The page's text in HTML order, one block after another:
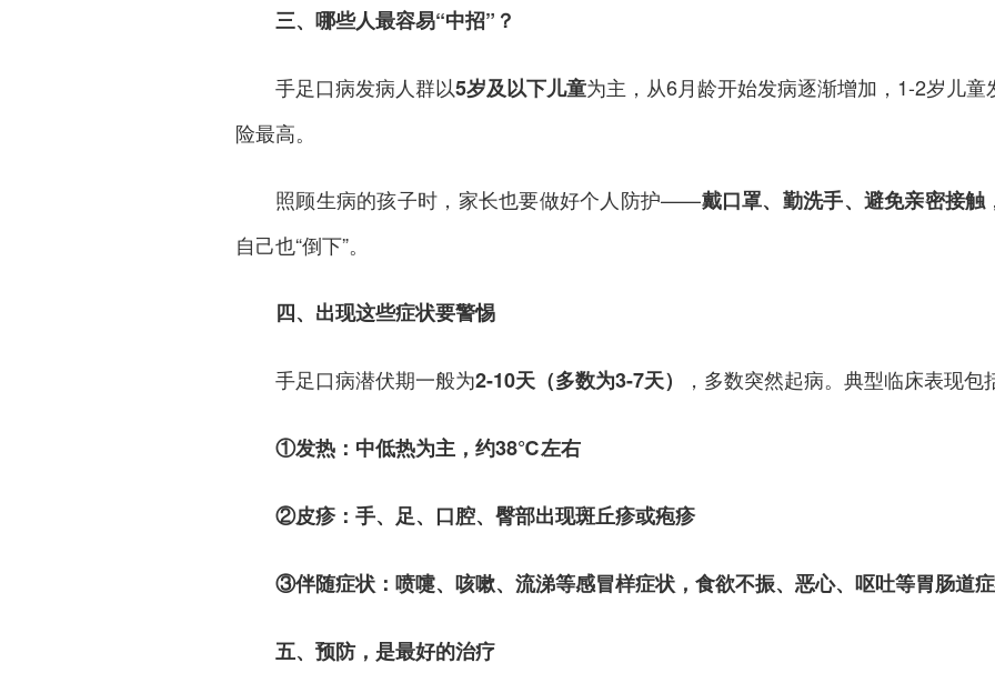
三、哪些人最容易“中招”？
手足口病发病人群以5岁及以下儿童为主，从6月龄开始发病逐渐增加，1-2岁儿童
险最高。
照顾生病的孩子时，家长也要做好个人防护——戴口罩、勤洗手、避免亲密接触
自己也“倒下”。
四、出现这些症状要警惕
手足口病潜伏期一般为2-10天（多数为3-7天） ，多数突然起病。典型临床表现包
①发热：中低热为主，约38℃左右
②皮疹：手、足、口腔、臀部出现斑丘疹或疱疹
③伴随症状：喷嚏、咳嗽、流涕等感冒样症状，食欲不振、恶心、呕吐等胃肠道
五、预防，是最好的治疗